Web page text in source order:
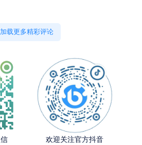
加载更多精彩评论
欢迎关注官方抖音